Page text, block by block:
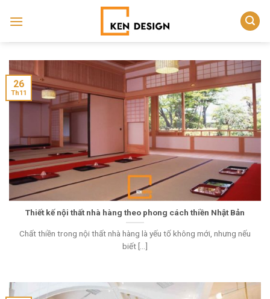
Thiết kế nội thất nhà hàng theo phong cách thiền Nhật Bản
Chất thiền trong nội thất nhà hàng là yếu tố không mới, nhưng nếu
biết [...]
26
Th11